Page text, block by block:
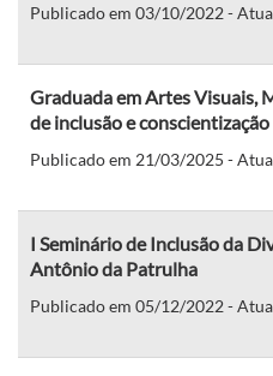
Publicado em 03/10/2022 -
Graduada em Artes Visuais,
de inclusão e conscientização
Publicado em 21/03/2025 -
I Seminário de Inclusão da
Antônio da Patrulha
Publicado em 05/12/2022 -